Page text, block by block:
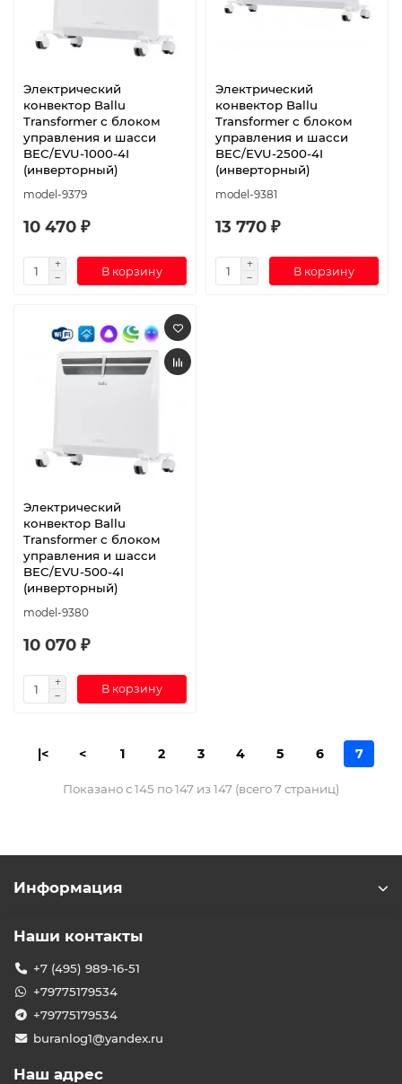
Электрический
конвектор Ballu
Transformer с блоком
управления и шасси
BEC/EVU-1000-4I
(инверторный)
model-9379
10 470 ₽
В корзину
Электрический
конвектор Ballu
Transformer с блоком
управления и шасси
BEC/EVU-2500-4I
(инверторный)
model-9381
13 770 ₽
В корзину
Электрический
конвектор Ballu
Transformer с блоком
управления и шасси
BEC/EVU-500-4I
(инверторный)
model-9380
10 070 ₽
В корзину
|< < 1 2 3 4 5 6 7
Показано с 145 по 147 из 147 (всего 7 страниц)
Информация
Наши контакты
+7 (495) 989-16-51
+79775179534
+79775179534
buranlog1@yandex.ru
Наш адрес